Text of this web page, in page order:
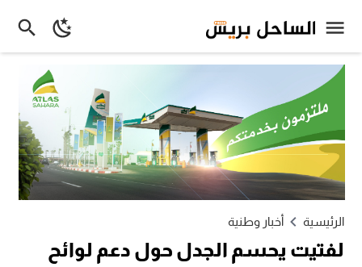
الرئيسية أخبار وطنية
لفتيت يحسم الجدل حول دعم لوائح